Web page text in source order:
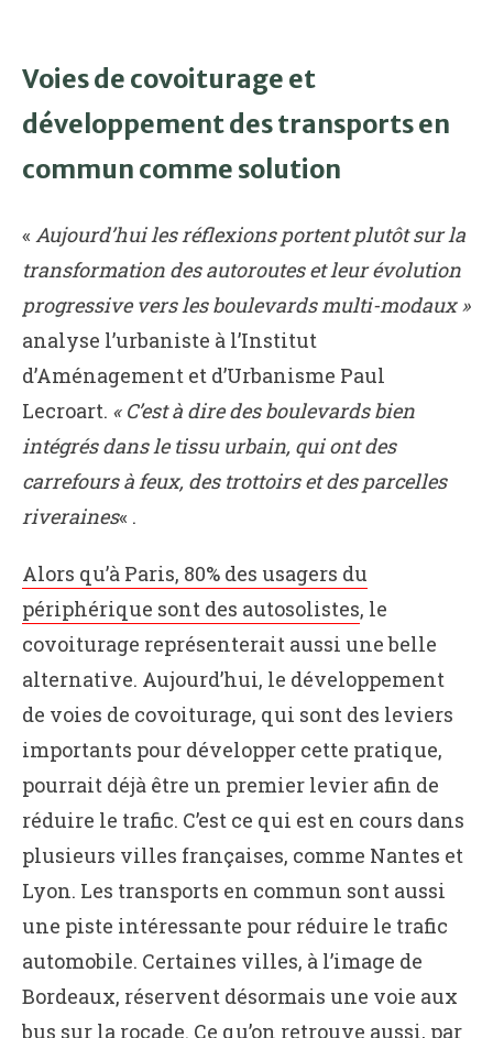
Voies de covoiturage et
développement des transports en
commun comme solution
« Aujourd’hui les réflexions portent plutôt sur la
transformation des autoroutes et leur évolution
progressive vers les boulevards multi-modaux »
analyse l’urbaniste à l’Institut
d’Aménagement et d’Urbanisme Paul
Lecroart. « C’est à dire des boulevards bien
intégrés dans le tissu urbain, qui ont des
carrefours à feux, des trottoirs et des parcelles
riveraines« .
Alors qu’à Paris, 80% des usagers du
périphérique sont des autosolistes, le
covoiturage représenterait aussi une belle
alternative. Aujourd’hui, le développement
de voies de covoiturage, qui sont des leviers
importants pour développer cette pratique,
pourrait déjà être un premier levier afin de
réduire le trafic. C’est ce qui est en cours dans
plusieurs villes françaises, comme Nantes et
Lyon. Les transports en commun sont aussi
une piste intéressante pour réduire le trafic
automobile. Certaines villes, à l’image de
Bordeaux, réservent désormais une voie aux
bus sur la rocade. Ce qu’on retrouve aussi, par